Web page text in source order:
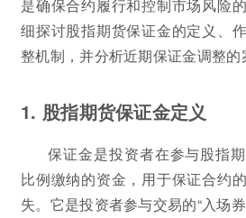
是确保合约履行和控制市场风险
细探讨股指期货保证金的定义、
整机制，并分析近期保证金调整的
1. 股指期货保证金定义
保证金是投资者在参与股指
比例缴纳的资金，用于保证合约
失。它是投资者参与交易的“入场